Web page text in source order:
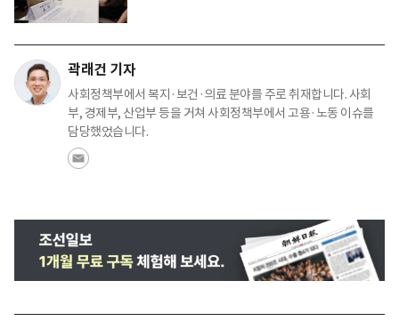
곽래건 기자
사회정책부에서 복지·보건·의료 분야를 주로 취재합니다. 사회
부, 경제부, 산업부 등을 거쳐 사회정책부에서 고용·노동 이슈를
담당했었습니다.